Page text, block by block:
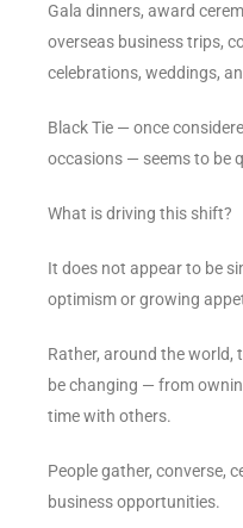
Gala dinners, award
overseas business trips,
celebrations, weddings,
Black Tie — once
occasions — seems to be
What is driving this shift?
It does not appear to be
optimism or growing
Rather, around the world,
be changing — from
time with others.
People gather, converse,
business opportunities.